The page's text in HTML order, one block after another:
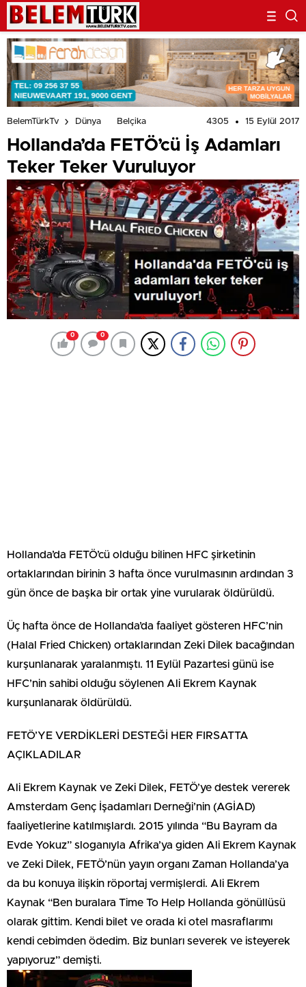
BelemTürkTv Dünya Belçika 4305 15 Eylül 2017
Hollanda’da FETÖ’cü İş Adamları
Teker Teker Vuruluyor
0 0
Hollanda’da FETÖ’cü olduğu bilinen HFC şirketinin
ortaklarından birinin 3 hafta önce vurulmasının ardından 3
gün önce de başka bir ortak yine vurularak öldürüldü.
Üç hafta önce de Hollanda’da faaliyet gösteren HFC’nin
(Halal Fried Chicken) ortaklarından Zeki Dilek bacağından
kurşunlanarak yaralanmıştı. 11 Eylül Pazartesi günü ise
HFC’nin sahibi olduğu söylenen Ali Ekrem Kaynak
kurşunlanarak öldürüldü.
FETÖ’YE VERDİKLERİ DESTEĞİ HER FIRSATTA
AÇIKLADILAR
Ali Ekrem Kaynak ve Zeki Dilek, FETÖ’ye destek vererek
Amsterdam Genç İşadamları Derneği’nin (AGİAD)
faaliyetlerine katılmışlardı. 2015 yılında “Bu Bayram da
Evde Yokuz” sloganıyla Afrika’ya giden Ali Ekrem Kaynak
ve Zeki Dilek, FETÖ’nün yayın organı Zaman Hollanda’ya
da bu konuya ilişkin röportaj vermişlerdi. Ali Ekrem
Kaynak “Ben buralara Time To Help Hollanda gönüllüsü
olarak gittim. Kendi bilet ve orada ki otel masraflarımı
kendi cebimden ödedim. Biz bunları severek ve isteyerek
yapıyoruz” demişti.